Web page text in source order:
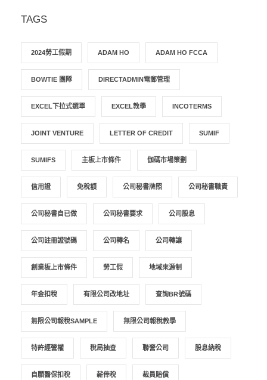
TAGS
2024勞工假期 ADAM HO ADAM HO FCCA
BOWTIE 團隊 DIRECTADMIN電郵管理
EXCEL下拉式選單 EXCEL教學 INCOTERMS
JOINT VENTURE LETTER OF CREDIT SUMIF
SUMIFS 主板上市條件 伽碼市場策劃
信用證 免稅額 公司秘書牌照 公司秘書職責
公司秘書自已做 公司秘書要求 公司股息
公司註冊證號碼 公司轉名 公司轉讓
創業板上市條件 勞工假 地域來源制
年金扣稅 有限公司改地址 查詢BR號碼
無限公司報稅SAMPLE 無限公司報稅教學
特許經營權 稅局抽查 聯營公司 股息納稅
自願醫保扣稅 薪俸稅 裁員賠償